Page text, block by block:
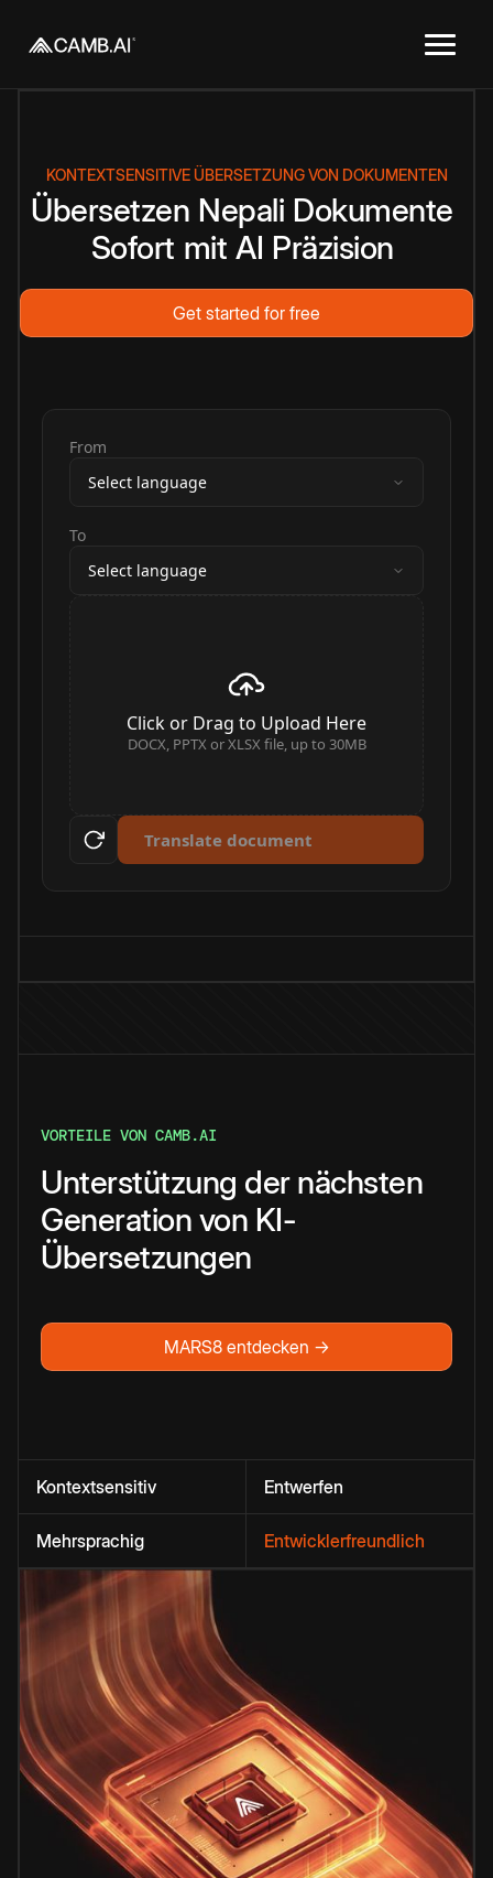
KONTEXTSENSITIVE ÜBERSETZUNG VON DOKUMENTEN
Übersetzen Nepali Dokumente
Sofort mit AI Präzision
Get started for free
From
Select language
To
Select language
Click or Drag to Upload Here
DOCX, PPTX or XLSX file, up to 30MB
Translate document
VORTEILE VON CAMB.AI
Unterstützung der nächsten
Generation von KI-
Übersetzungen
MARS8 entdecken →
Kontextsensitiv Entwerfen
Mehrsprachig Entwicklerfreundlich